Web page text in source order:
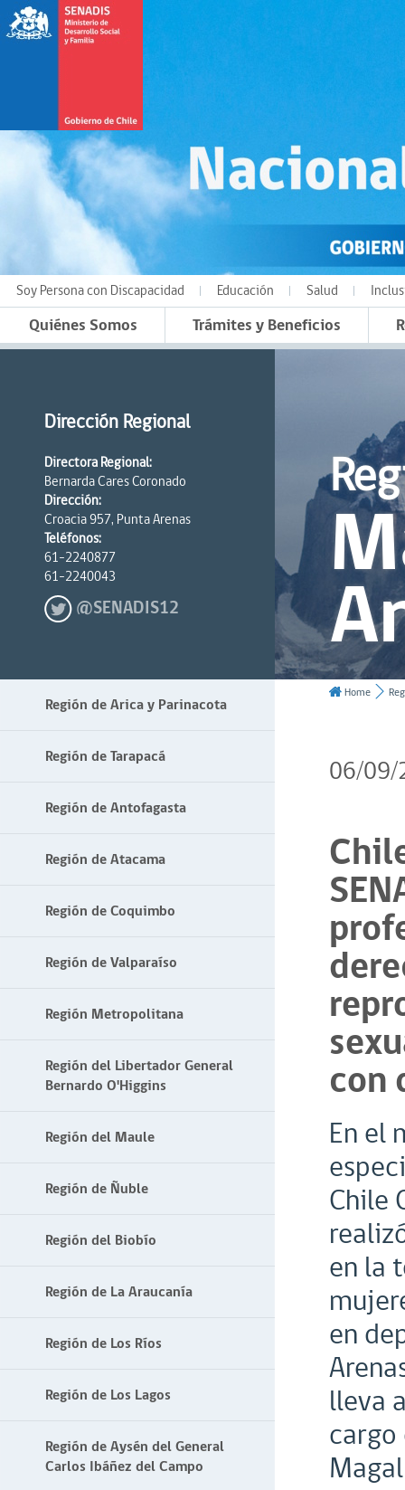
Soy Persona con Discapacidad Educación Salud
Quiénes Somos Trámites y Beneficios
Dirección Regional
Directora Regional:
Bernarda Cares Coronado
Dirección:
Croacia 957, Punta Arenas
Teléfonos:
61-2240877
61-2240043
@SENADIS12
Región de Arica y Parinacota
Región de Tarapacá
Región de Antofagasta
Región de Atacama
Región de Coquimbo
Región de Valparaíso
Región Metropolitana
Región del Libertador General
Bernardo O'Higgins
Región del Maule
Región de Ñuble
Región del Biobío
Región de La Araucanía
Región de Los Ríos
Región de Los Lagos
Región de Aysén del General
Carlos Ibáñez del Campo
Home
06/
con
En el
Chile
en la
en
lleva
cargo